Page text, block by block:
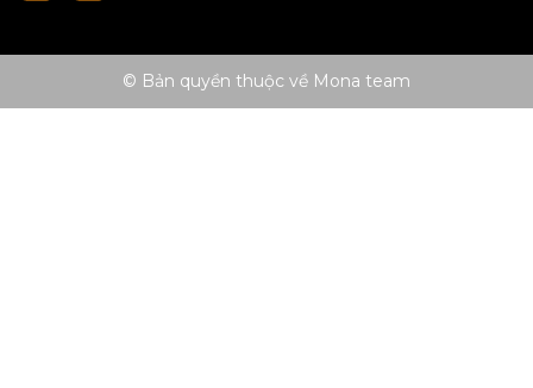
© Bản quyền thuộc về Mona team